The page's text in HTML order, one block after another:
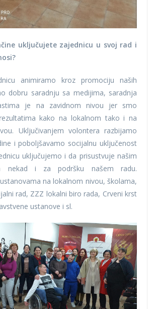
uključujete zajednicu u svoj rad i
animiramo kroz promociju naših
dobru saradnju sa medijima, saradnja
je na zavidnom nivou jer smo
kako na lokalnom tako i na
Uključivanjem volontera razbijamo
i poboljšavamo socijalnu uključenost
uključujemo i da prisustvuje našim
nekad i za podršku našem radu.
na lokalnom nivou, školama,
rad, ZZZ lokalni biro rada, Crveni krst
ustanove i sl.